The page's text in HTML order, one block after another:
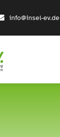
info@insel-ev.de